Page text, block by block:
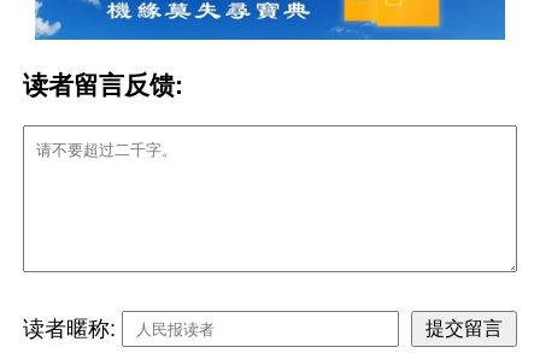
读者留言反馈:
读者暱称: